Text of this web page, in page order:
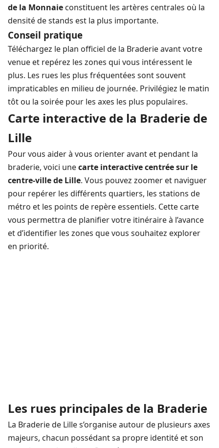
de la Monnaie constituent les artères centrales où la
densité de stands est la plus importante.
Conseil pratique
Téléchargez le plan officiel de la Braderie avant votre
venue et repérez les zones qui vous intéressent le
plus. Les rues les plus fréquentées sont souvent
impraticables en milieu de journée. Privilégiez le matin
tôt ou la soirée pour les axes les plus populaires.
Carte interactive de la Braderie de
Lille
Pour vous aider à vous orienter avant et pendant la
braderie, voici unecarte interactive centrée sur le
centre-ville de Lille. Vous pouvez zoomer et naviguer
pour repérer les différents quartiers, les stations de
métro et les points de repère essentiels. Cette carte
vous permettra de planifier votre itinéraire à l’avance
et d’identifier les zones que vous souhaitez explorer
en priorité.
Les rues principales de la Braderie
La Braderie de Lille s’organise autour de plusieurs axes
majeurs, chacun possédant sa propre identité et son